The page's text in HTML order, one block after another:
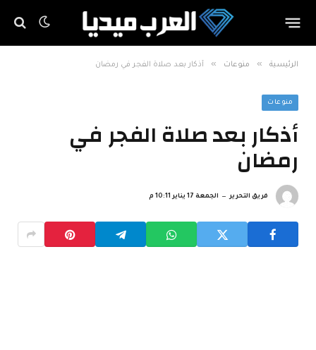
الرئيسية » منوعات » أذكار بعد صلاة الفجر في رمضان
منوعات
أذكار بعد صلاة الفجر في
رمضان
فريق التحرير الجمعة 17 يناير 10:11 م